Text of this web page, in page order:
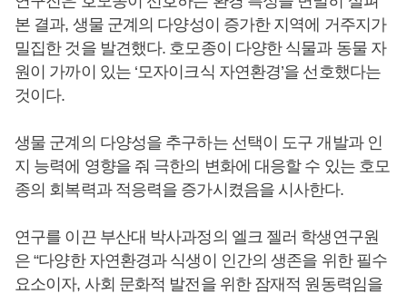
본 결과, 생물 군계의 다양성이 증가한 지역에 거주지가
밀집한 것을 발견했다. 호모종이 다양한 식물과 동물 자
원이 가까이 있는 ‘모자이크식 자연환경’을 선호했다는
것이다.
생물 군계의 다양성을 추구하는 선택이 도구 개발과 인
지 능력에 영향을 줘 극한의 변화에 대응할 수 있는 호모
종의 회복력과 적응력을 증가시켰음을 시사한다.
연구를 이끈 부산대 박사과정의 엘크 젤러 학생연구원
은 “다양한 자연환경과 식생이 인간의 생존을 위한 필수
요소이자, 사회 문화적 발전을 위한 잠재적 원동력임을